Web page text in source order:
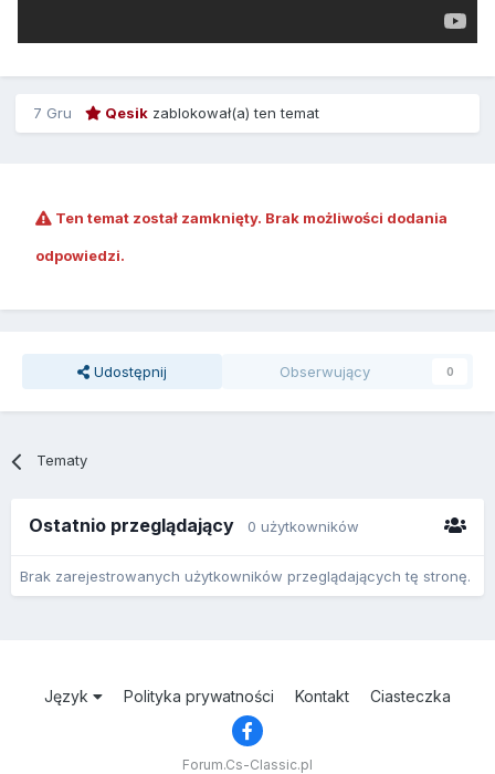
7 Gru Qesik zablokował(a) ten temat
Ten temat został zamknięty. Brak możliwości dodania
odpowiedzi.
Udostępnij Obserwujący 0
Tematy
Ostatnio przeglądający 0 użytkowników
Brak zarejestrowanych użytkowników przeglądających tę stronę.
Język Polityka prywatności Kontakt Ciasteczka
Forum.Cs-Classic.pl